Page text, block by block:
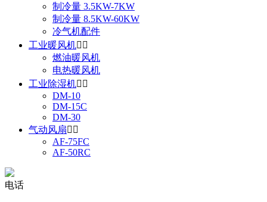
制冷量 3.5KW-7KW
制冷量 8.5KW-60KW
冷气机配件
工业暖风机 
燃油暖风机
电热暖风机
工业除湿机 
DM-10
DM-15C
DM-30
气动风扇 
AF-75FC
AF-50RC
电话